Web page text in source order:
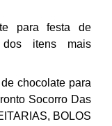
para festa de
itens mais
chocolate para
Socorro Das
BOLOS